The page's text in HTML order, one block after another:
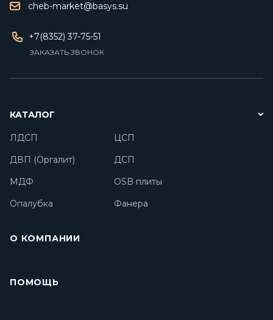
cheb-market@basys.su
+7(8352) 37-75-51
ЗАКАЗАТЬ ЗВОНОК
КАТАЛОГ
ЛДСП
ЦСП
ДВП (Оргалит)
ДСП
МДФ
OSB плиты
Опалубка
Фанера
О КОМПАНИИ
ПОМОЩЬ